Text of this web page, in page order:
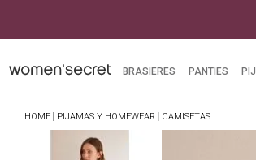
BRASIERES PANTIES
PIJAMAS Y HOMEWEAR CAMISETAS